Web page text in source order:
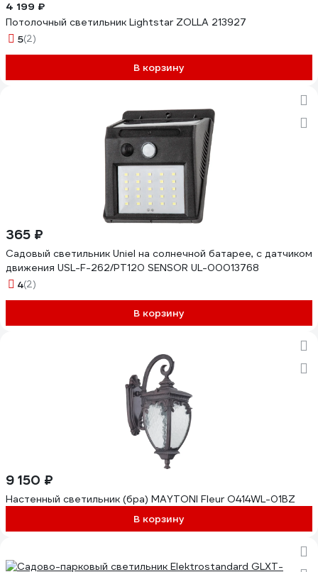
4 199 ₽
Потолочный светильник Lightstar ZOLLA 213927
5(2)
В корзину
365 ₽
Садовый светильник Uniel на солнечной батарее, с датчиком
движения USL-F-262/PT120 SENSOR UL-00013768
4(2)
В корзину
9 150 ₽
Настенный светильник (бра) MAYTONI Fleur O414WL-01BZ
В корзину